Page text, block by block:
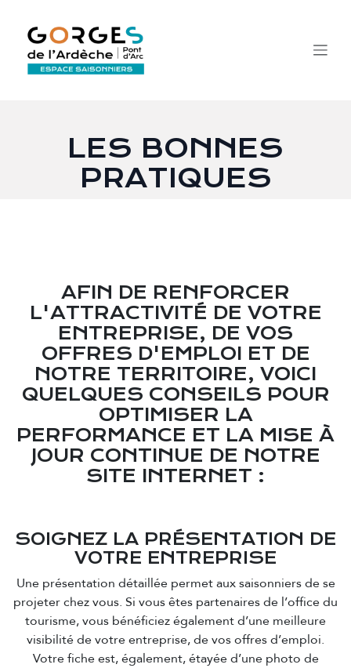
LES BONNES
PRATIQUES
AFIN DE RENFORCER
L'ATTRACTIVITÉ DE VOTRE
ENTREPRISE, DE VOS
OFFRES D'EMPLOI ET DE
NOTRE TERRITOIRE, VOICI
QUELQUES CONSEILS POUR
OPTIMISER LA
PERFORMANCE ET LA MISE À
JOUR CONTINUE DE NOTRE
SITE INTERNET :
SOIGNEZ LA PRÉSENTATION DE
VOTRE ENTREPRISE
Une présentation détaillée permet aux saisonniers de se
projeter chez vous. Si vous êtes partenaires de l’office du
tourisme, vous bénéficiez également d’une meilleure
visibilité de votre entreprise, de vos offres d’emploi.
Votre fiche est, également, étayée d’une photo de